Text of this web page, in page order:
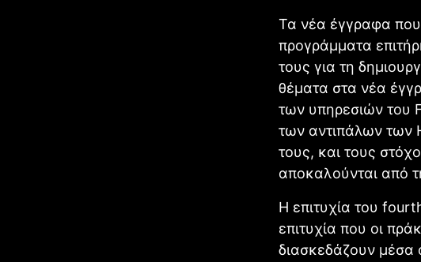
Τα νέα έγγραφα που
προγράμματα
τους για τη
θέματα στα νέα
των υπηρεσιών του
των αντιπάλων των
τους, και τους
αποκαλούνται από
Η επιτυχία του
επιτυχία που οι
διασκεδάζουν μέσα